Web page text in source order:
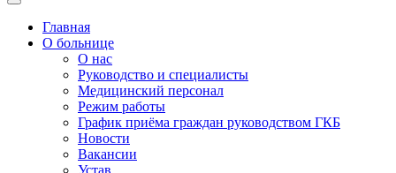
Главная
О больнице
О нас
Руководство и специалисты
Медицинский персонал
Режим работы
График приёма граждан руководством ГКБ
Новости
Вакансии
Устав